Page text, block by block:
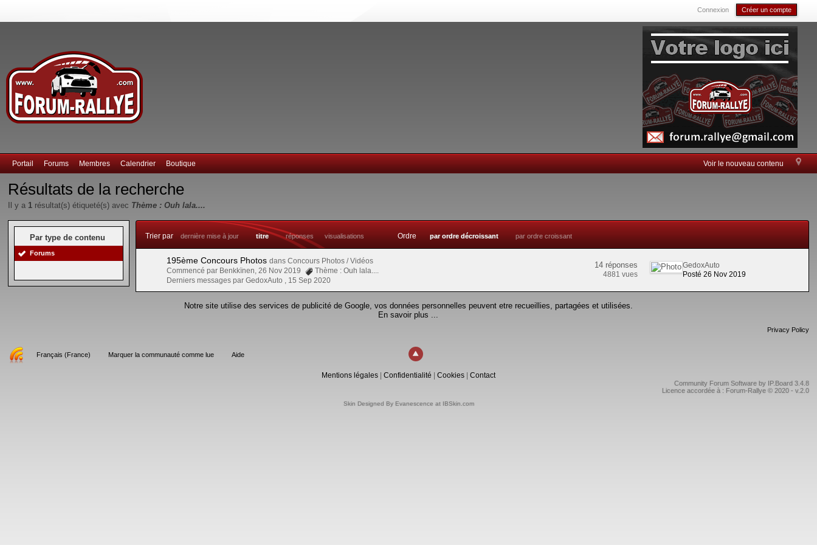
Connexion Créer un compte
Voir le nouveau contenu
Portail Forums Membres Calendrier Boutique
Résultats de la recherche
Il y a 1 résultat(s) étiqueté(s) avec Thème : Ouh lala....
Par type de contenu
Forums
Trier par dernière mise à jour titre réponses visualisations Ordre par ordre décroissant par ordre croissant
195ème Concours Photos dans Concours Photos / Vidéos
Commencé par Benkkïnen, 26 Nov 2019
Thème : Ouh lala....
Derniers messages par GedoxAuto , 15 Sep 2020
14 réponses
4881 vues
GedoxAuto
Posté 26 Nov 2019
Notre site utilise des services de publicité de Google, vos données personnelles peuvent etre recueillies, partagées et utilisées.
En savoir plus ...
Privacy Policy
Français (France) Marquer la communauté comme lue Aide
Mentions légales| Confidentialité Cookies| Contact
Community Forum Software by IP.Board 3.4.8
Licence accordée à : Forum-Rallye © 2020 - v.2.0
Skin Designed By Evanescence at IBSkin.com